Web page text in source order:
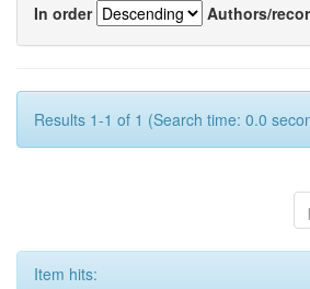
In order
Authors/
Results 1-1 of 1 (Search time: 0.0
Item hits: